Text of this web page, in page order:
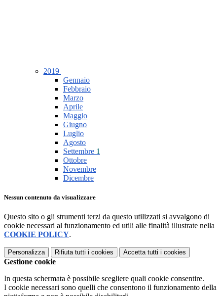
2019
Gennaio
Febbraio
Marzo
Aprile
Maggio
Giugno
Luglio
Agosto
Settembre 1
Ottobre
Novembre
Dicembre
Nessun contenuto da visualizzare
Questo sito o gli strumenti terzi da questo utilizzati si avvalgono di
cookie necessari al funzionamento ed utili alle finalità illustrate nella
COOKIE POLICY.
Personalizza Rifiuta tutti i cookies Accetta tutti i cookies
Gestione cookie
In questa schermata è possibile scegliere quali cookie consentire.
I cookie necessari sono quelli che consentono il funzionamento della